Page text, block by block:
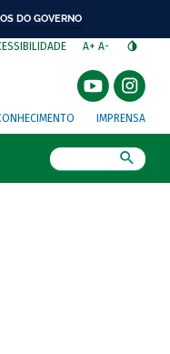
DO GOVERNO
A+ A-
IMPRENSA